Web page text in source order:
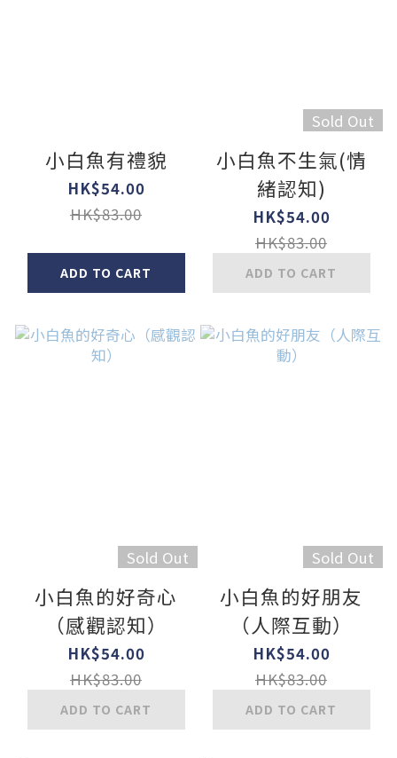
小白魚有禮貌
HK$54.00
HK$83.00
ADD TO CART
Sold Out
小白魚不生氣(情
緒認知)
HK$54.00
HK$83.00
ADD TO CART
Sold Out
小白魚的好奇心
（感觀認知）
HK$54.00
HK$83.00
ADD TO CART
Sold Out
小白魚的好朋友
（人際互動）
HK$54.00
HK$83.00
ADD TO CART